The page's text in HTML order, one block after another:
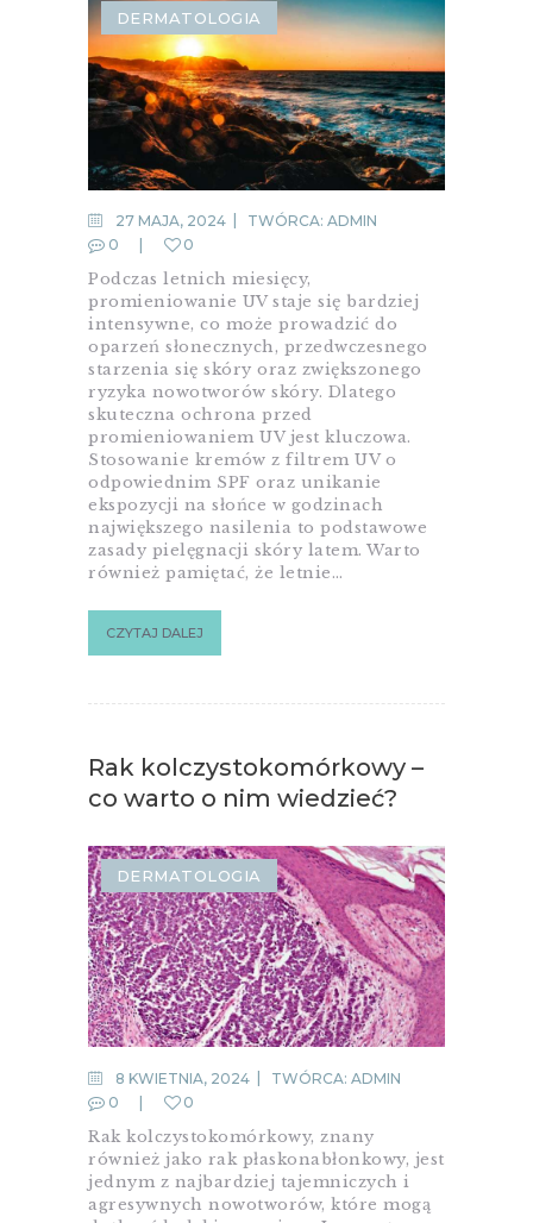
DERMATOLOGIA
27 MAJA, 2024 TWÓRCA: ADMIN
0
0
Podczas letnich miesięcy,
promieniowanie UV staje się bardziej
intensywne, co może prowadzić do
oparzeń słonecznych, przedwczesnego
starzenia się skóry oraz zwiększonego
ryzyka nowotworów skóry. Dlatego
skuteczna ochrona przed
promieniowaniem UV jest kluczowa.
Stosowanie kremów z filtrem UV o
odpowiednim SPF oraz unikanie
ekspozycji na słońce w godzinach
największego nasilenia to podstawowe
zasady pielęgnacji skóry latem. Warto
również pamiętać, że letnie…
CZYTAJ DALEJ
Rak kolczystokomórkowy –
co warto o nim wiedzieć?
DERMATOLOGIA
8 KWIETNIA, 2024 TWÓRCA: ADMIN
0
0
Rak kolczystokomórkowy, znany
również jako rak płaskonabłonkowy, jest
jednym z najbardziej tajemniczych i
agresywnych nowotworów, które mogą